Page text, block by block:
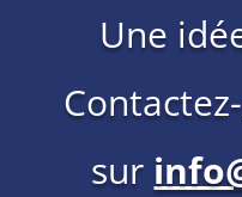
Une
sur